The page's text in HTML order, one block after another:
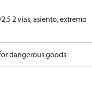
2 vías, asiento, extremo
dangerous goods